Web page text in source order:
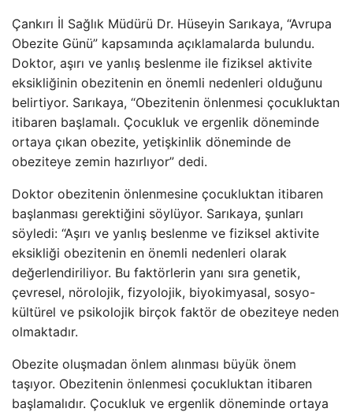
Çankırı İl Sağlık Müdürü Dr. Hüseyin Sarıkaya, “Avrupa
Obezite Günü” kapsamında açıklamalarda bulundu.
Doktor, aşırı ve yanlış beslenme ile fiziksel aktivite
eksikliğinin obezitenin en önemli nedenleri olduğunu
belirtiyor. Sarıkaya, “Obezitenin önlenmesi çocukluktan
itibaren başlamalı. Çocukluk ve ergenlik döneminde
ortaya çıkan obezite, yetişkinlik döneminde de
obeziteye zemin hazırlıyor” dedi.
Doktor obezitenin önlenmesine çocukluktan itibaren
başlanması gerektiğini söylüyor. Sarıkaya, şunları
söyledi: “Aşırı ve yanlış beslenme ve fiziksel aktivite
eksikliği obezitenin en önemli nedenleri olarak
değerlendiriliyor. Bu faktörlerin yanı sıra genetik,
çevresel, nörolojik, fizyolojik, biyokimyasal, sosyo-
kültürel ve psikolojik birçok faktör de obeziteye neden
olmaktadır.
Obezite oluşmadan önlem alınması büyük önem
taşıyor. Obezitenin önlenmesi çocukluktan itibaren
başlamalıdır. Çocukluk ve ergenlik döneminde ortaya